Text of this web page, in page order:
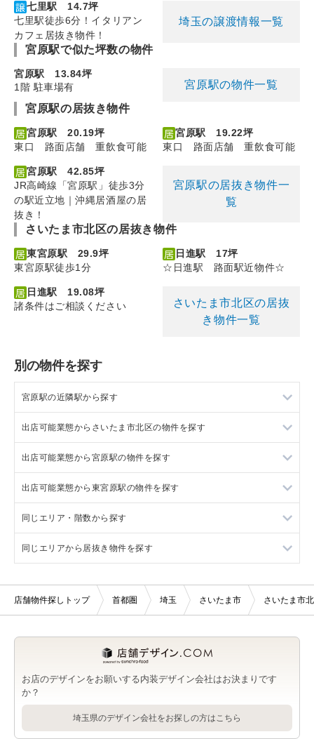
七里駅 14.7坪
七里駅徒歩6分！イタリアン
カフェ居抜き物件！
埼玉の譲渡情報一覧
宮原駅で似た坪数の物件
宮原駅 13.84坪
1階 駐車場有
宮原駅の物件一覧
宮原駅の居抜き物件
宮原駅 20.19坪
東口 路面店舗 重飲食可能
宮原駅 19.22坪
東口 路面店舗 重飲食可能
宮原駅 42.85坪
JR高崎線「宮原駅」徒歩3分
の駅近立地｜沖縄居酒屋の居
抜き！
宮原駅の居抜き物件一
覧
さいたま市北区の居抜き物件
東宮原駅 29.9坪
東宮原駅徒歩1分
日進駅 17坪
☆日進駅 路面駅近物件☆
日進駅 19.08坪
諸条件はご相談ください
さいたま市北区の居抜
き物件一覧
別の物件を探す
宮原駅の近隣駅から探す
上尾駅の店舗物件・貸店舗・テナント一覧
大宮駅の店舗物件・貸店舗・テナント一覧
北上尾駅の店舗物件・貸店舗・テナント一覧
さいたま新都心駅の店舗物件・貸店舗・テナント一覧
出店可能業態からさいたま市北区の物件を探す
さいたま市北区の美容室・理容室を出店可能な店舗物件・貸店
ント一覧
さいたま市北区の医療・歯科・クリニックを出店可能な店舗物
件・貸店舗・テナント一覧
さいたま市北区の物販・小売を出店可能な店舗物件・貸店舗・
テナント一覧
ント一覧
出店可能業態から宮原駅の物件を探す
宮原駅の美容室・理容室を出店可能な店舗物件・貸店舗・テナ
宮原駅の物販・小売を出店可能な店舗物件・貸店舗・テナント
一覧
宮原駅のジム・教室・スタジオを出店可能な店舗物件・貸店
宮原駅のその他を出店可能な店舗物件・貸店舗・テナント一覧
出店可能業態から東宮原駅の物件を探す
東宮原駅の美容室・理容室を出店可能な店舗物件・貸店舗・テ
東宮原駅の医療・歯科・クリニックを出店可能な店舗物件・貸
店舗・テナント一覧
東宮原駅の物販・小売を出店可能な店舗物件・貸店舗・テナン
東宮原駅のジム・教室・スタジオを出店可能な店舗物件・貸店
東宮原駅のその他を出店可能な店舗物件・貸店舗・テナント一
同じエリア・階数から探す
さいたま市の1階の店舗物件・貸店舗・テナント一覧
宮原駅の1階の店舗物件・貸店舗・テナント一覧
東宮原駅の1階の店舗物件・貸店舗・テナント一覧
同じエリアから居抜き物件を探す
宮原駅の居抜き店舗物件・貸店舗・テナント一覧
東宮原駅の居抜き店舗物件・貸店舗・テナント一覧
店舗物件探しトップ 首都圏 埼玉 さいたま市 さいたま市
お店のデザインをお願いする内装デザイン会社はお決まりです
か？
埼玉県のデザイン会社をお探しの方はこちら